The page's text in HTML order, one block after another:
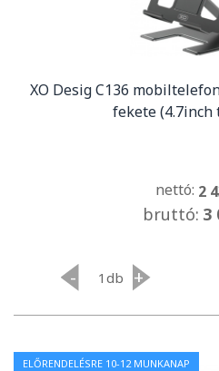
XO Desig C136
fekete (4.7inch
nettó: 2
bruttó: 3
- db +
ELŐRENDELÉSRE 10-12 MUNKANAP